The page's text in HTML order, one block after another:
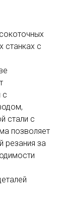
станках с
с
стали с
позволяет
резания за